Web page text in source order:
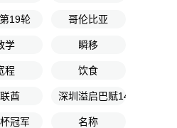
19轮 哥伦比亚
学 瞬移
程 饮食
酋 深圳溢启巴赋14队
冠军 名称